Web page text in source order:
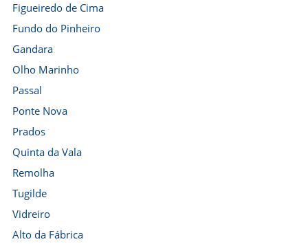
Figueiredo de Cima
Fundo do Pinheiro
Gandara
Olho Marinho
Passal
Ponte Nova
Prados
Quinta da Vala
Remolha
Tugilde
Vidreiro
Alto da Fábrica